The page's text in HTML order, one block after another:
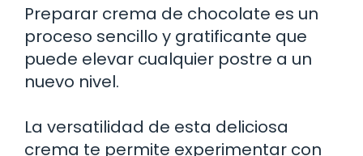
Preparar crema de chocolate es un
proceso sencillo y gratificante que
puede elevar cualquier postre a un
nuevo nivel.
La versatilidad de esta deliciosa
crema te permite experimentar con